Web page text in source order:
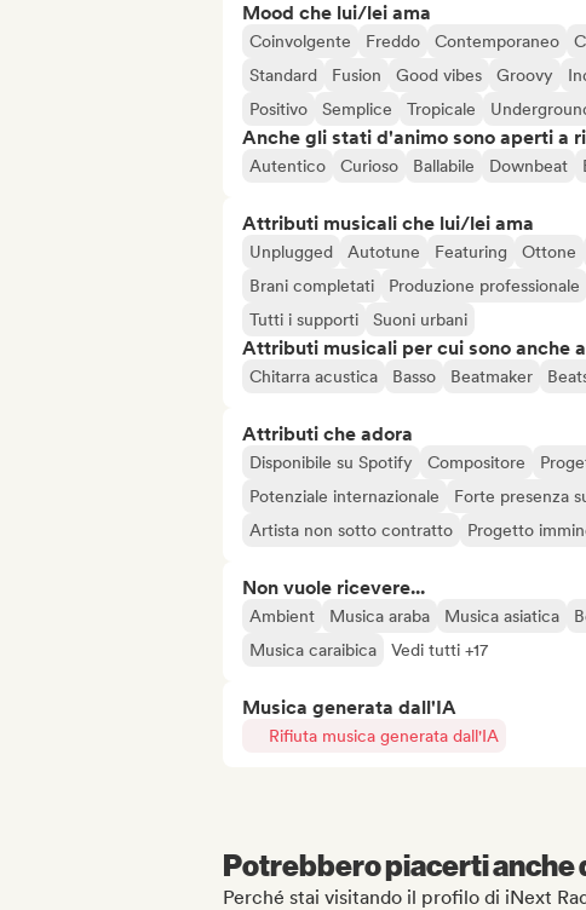
Mood che lui/lei ama
Coinvolgente Freddo Contemporaneo
Standard
Fusion Good vibes Groovy
Positivo
Semplice Tropicale
Anche gli stati d'animo sono aperti a
Autentico Curioso Ballabile Downbeat
Attributi musicali che lui/lei ama
Unplugged Autotune Featuring Ottone
Brani completati
Produzione professionale
Tutti i supporti
Suoni urbani
Attributi musicali per cui sono anche
Chitarra acustica Basso Beatmaker
Attributi che adora
Disponibile su Spotify Compositore
Potenziale internazionale
Forte presenza
Artista non sotto contratto
Progetto
Non vuole ricevere...
Ambient Musica araba Musica asiatica
Musica caraibica
Vedi tutti +17
Musica generata dall'IA
Rifiuta musica generata dall'IA
Potrebbero piacerti
Perché stai visitando il profilo di iNext